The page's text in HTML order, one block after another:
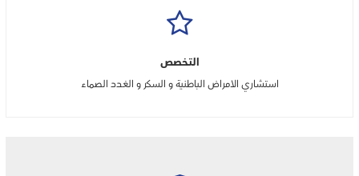
التخصص
استشاري الامراض الباطنية و السكر و الغدد الصماء